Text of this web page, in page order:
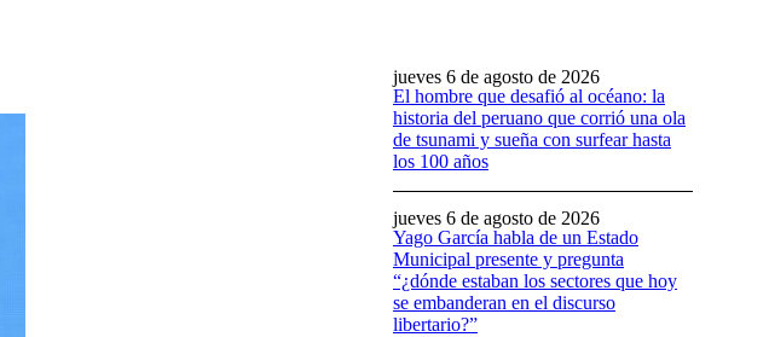
El hombre que desafió al océano: la
historia del peruano que corrió una ola
de tsunami y sueña con surfear hasta
los 100 años
jueves 6 de agosto de 2026
Yago García habla de un Estado
Municipal presente y pregunta
“¿dónde estaban los sectores que hoy
se embanderan en el discurso
libertario?”
jueves 6 de agosto de 2026